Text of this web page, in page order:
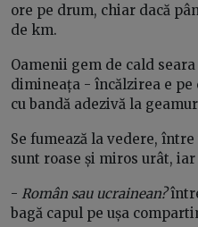
ore pe drum, chiar dacă
de km.
Oamenii gem de cald
dimineața - încălzirea e
cu bandă adezivă la
Se fumează la vedere,
sunt roase și miros urât,
- Român sau ucrainean?
bagă capul pe ușa